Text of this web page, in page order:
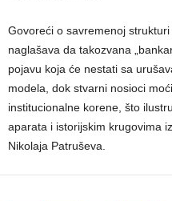
Govoreći o savremenoj
naglašava da takozvana
pojavu koja će nestati sa
modela, dok stvarni nosioci
institucionalne korene, što
aparata i istorijskim krugovima
Nikolaja Patruševa.